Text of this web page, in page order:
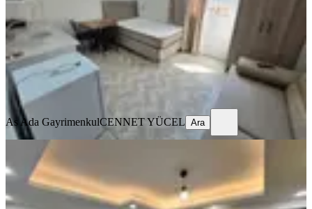
· 03.08.2026
14.000 ₺
As Ada Gayrimenkul CENNET YÜCEL
Ara
As Ada GayrimenkulCENNET YÜCEL Ara
ÖNE ÇIKAN
Daire️
Seyhan, Yenibaraj Mahallesi